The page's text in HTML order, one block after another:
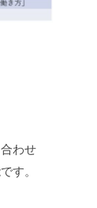
わせ
す。